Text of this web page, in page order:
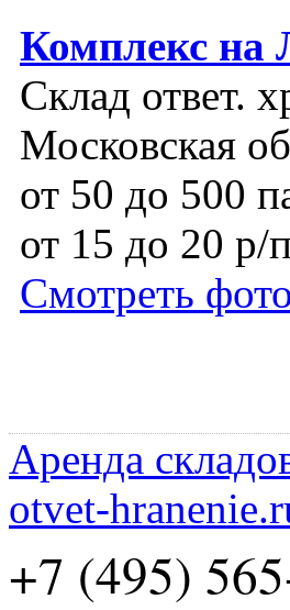
Комплекс на
Склад ответ.
Московская
от 50 до 500
от 15 до 20 р/
Смотреть
Аренда
otvet-
+7 (495)